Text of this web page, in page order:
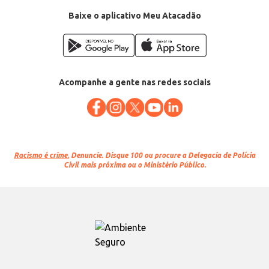
Baixe o aplicativo Meu Atacadão
Acompanhe a gente nas redes sociais
Racismo é crime. Denuncie. Disque 100 ou procure a Delegacia de Polícia
Civil mais próxima ou o Ministério Público.